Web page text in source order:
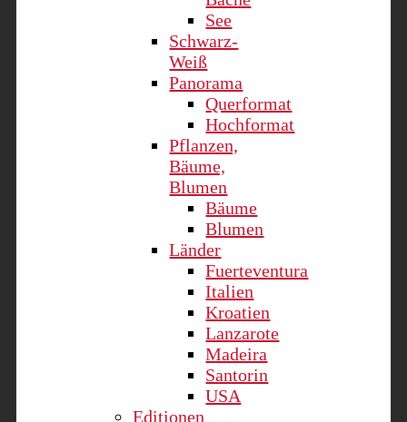
See
Schwarz-
Weiß
Panorama
Querformat
Hochformat
Pflanzen,
Bäume,
Blumen
Bäume
Blumen
Länder
Fuerteventura
Italien
Kroatien
Lanzarote
Madeira
Santorin
USA
Editionen